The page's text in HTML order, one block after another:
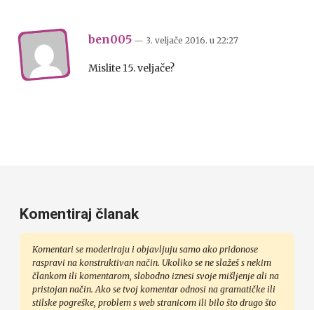
ben005 — 3. veljače 2016. u 22:27
Mislite 15. veljače?
Komentiraj članak
Komentari se moderiraju i objavljuju samo ako pridonose
raspravi na konstruktivan način. Ukoliko se ne slažeš s nekim
člankom ili komentarom, slobodno iznesi svoje mišljenje ali na
pristojan način. Ako se tvoj komentar odnosi na gramatičke ili
stilske pogreške, problem s web stranicom ili bilo što drugo što